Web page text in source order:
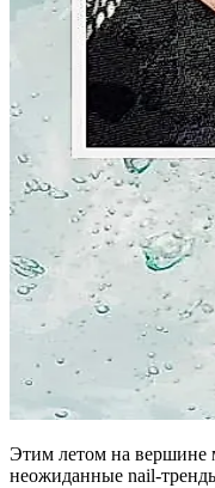
Этим летом на вершине
неожиданные nail-